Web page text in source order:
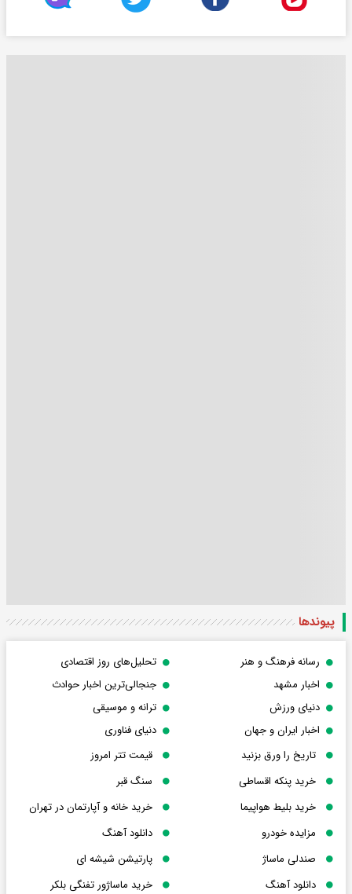
پیوندها
رسانه فرهنگ و هنر
تحلیل‌های روز اقتصادی
اخبار مشهد
جنجالی‌ترین اخبار حوادث
دنیای ورزش
ترانه و موسیقی
اخبار ایران و جهان
دنیای فناوری
تاریخ را ورق بزنید
قیمت تتر امروز
خرید پنکه اقساطی
سنگ قبر
خرید بلیط هواپیما
خرید خانه و آپارتمان در تهران
مزایده خودرو
دانلود آهنگ
صندلی ماساژ
پارتیشن شیشه ای
دانلود آهنگ
خرید ماساژور تفنگی بلکر